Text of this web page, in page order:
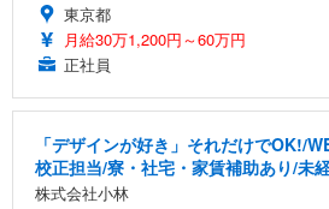
東京都
月給30万1,200円～60万円
正社員
「デザインが好き」それだけでOK!/
校正担当/寮・社宅・家賃補助あり/未
株式会社小林